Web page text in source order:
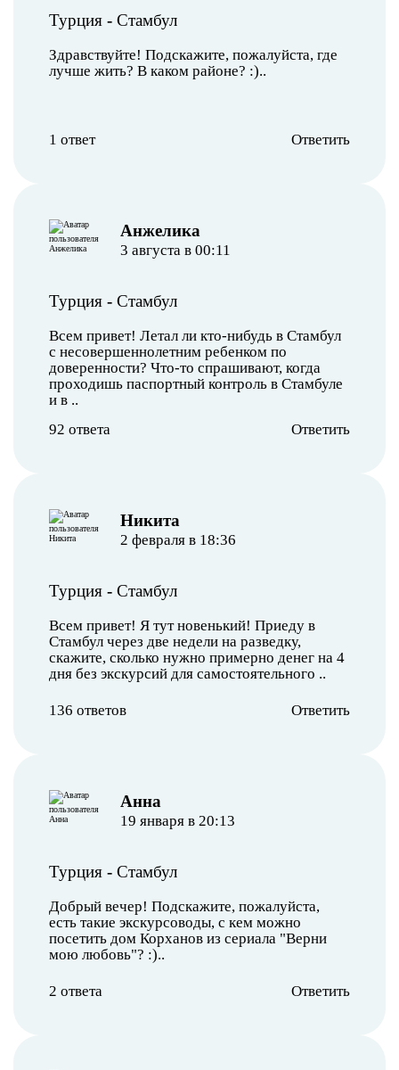
Турция - Стамбул
Здравствуйте! Подскажите, пожалуйста, где
лучше жить? В каком районе? :)..
1 ответ Ответить
Анжелика
3 августа в 00:11
Турция - Стамбул
Всем привет! Летал ли кто-нибудь в Стамбул
с несовершеннолетним ребенком по
доверенности? Что-то спрашивают, когда
проходишь паспортный контроль в Стамбуле
и в ..
92 ответа
Ответить
Никита
2 февраля в 18:36
Турция - Стамбул
Всем привет! Я тут новенький! Приеду в
Стамбул через две недели на разведку,
скажите, сколько нужно примерно денег на 4
дня без экскурсий для самостоятельного ..
136 ответов Ответить
Анна
19 января в 20:13
Турция - Стамбул
Добрый вечер! Подскажите, пожалуйста,
есть такие экскурсоводы, с кем можно
посетить дом Корханов из сериала "Верни
мою любовь"? :)..
2 ответа Ответить